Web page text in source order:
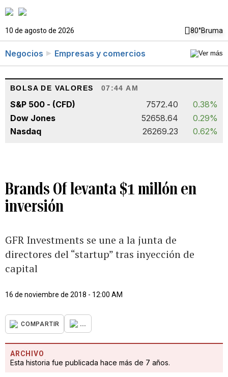
10 de agosto de 2026 80°Bruma
Negocios Empresas y comercios
BOLSA DE VALORES 07:44 AM
S&P 500 - (CFD) 7572.40
0.38%
Dow Jones
52658.64
0.29%
Nasdaq
26269.23 0.62%
Brands Of levanta $1 millón en
inversión
GFR Investments se une a la junta de
directores del “startup” tras inyección de
capital
16 de noviembre de 2018 - 12:00 AM
COMPARTIR ...
ARCHIVO
Esta historia fue publicada hace más de 7 años.